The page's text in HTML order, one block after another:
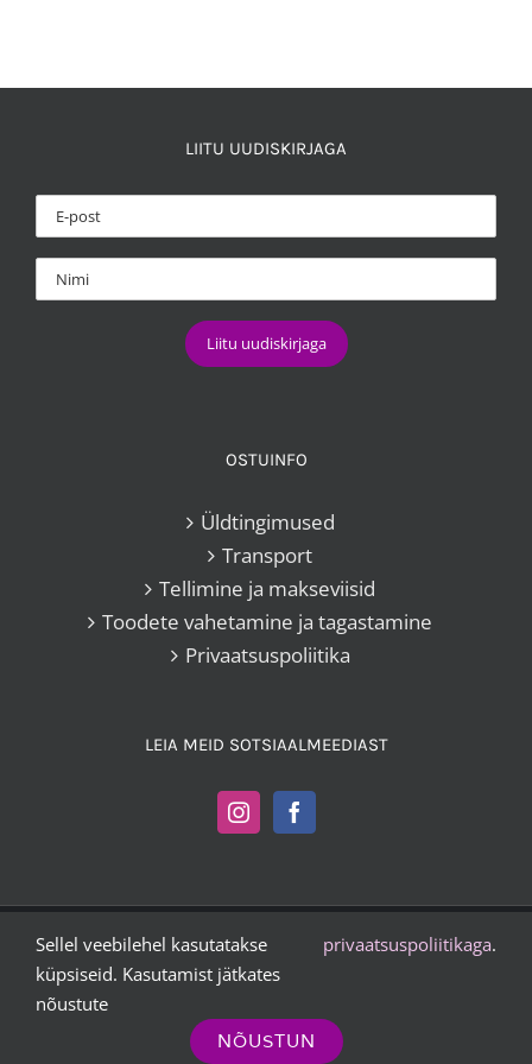
LIITU UUDISKIRJAGA
OSTUINFO
Üldtingimused
Transport
Tellimine ja makseviisid
Toodete vahetamine ja tagastamine
Privaatsuspoliitika
LEIA MEID SOTSIAALMEEDIAST
Kangakoi OÜ |+372 503 2372 vesta@kangakoi.ee
InstagramFacebook
Sellel veebilehel kasutatakse
küpsiseid. Kasutamist jätkates
nõustute
privaatsuspoliitikaga.
NÕUSTUN